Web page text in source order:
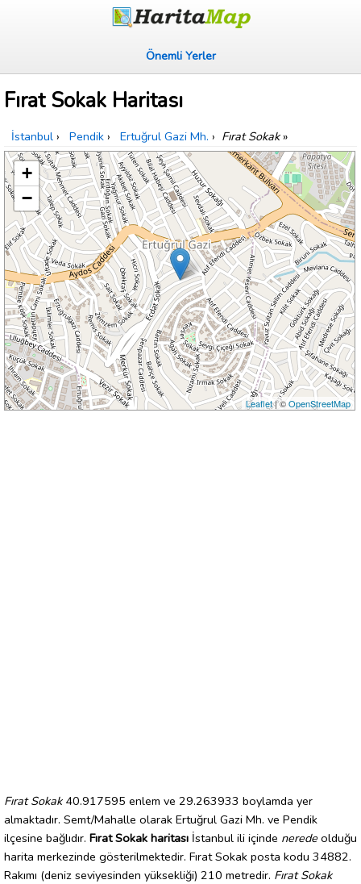
Önemli Yerler
Fırat Sokak Haritası
İstanbul › Pendik › Ertuğrul Gazi Mh. › Fırat Sokak»
+
−
Leaflet| ©OpenStreetMap
Fırat Sokak40.917595 enlem ve 29.263933 boylamda yer
almaktadır. Semt/Mahalle olarak Ertuğrul Gazi Mh. ve Pendik
ilçesine bağlıdır. Fırat Sokak haritası İstanbul ili içinde nerede olduğu
harita merkezinde gösterilmektedir. Fırat Sokak posta kodu 34882.
Rakımı (deniz seviyesinden yüksekliği) 210 metredir. Fırat Sokak